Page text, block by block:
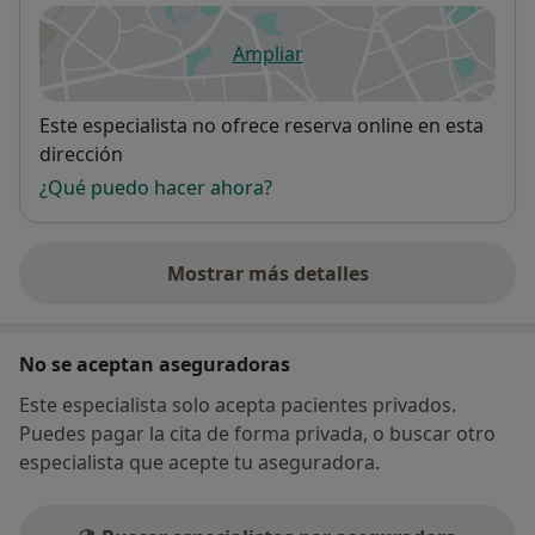
de estudiar, de actualizarte y he dedicado parte de mi
tiempo de ocio a prepararme para ofrecerte lo mejor
que puedo darte: estudié entre otras formaciones 6
años de osteopatía en la Univ. de Alcalá de Henares y
la EOM, 3 años de Inducción Miofascial en TUPIMEK y
1 año de MTS que trata sobre el Entrenamiento sobre
Mapeado Cerebral (neurociencias).
Ampliarse abre en una nueva
Disponibilidad
Este especialista no ofrece reserva online en esta
dirección
¿Qué puedo hacer ahora?
Mostrar más detalles
sobre la dirección
No se aceptan aseguradoras
Este especialista solo acepta pacientes privados.
Puedes pagar la cita de forma privada, o buscar otro
especialista que acepte tu aseguradora.